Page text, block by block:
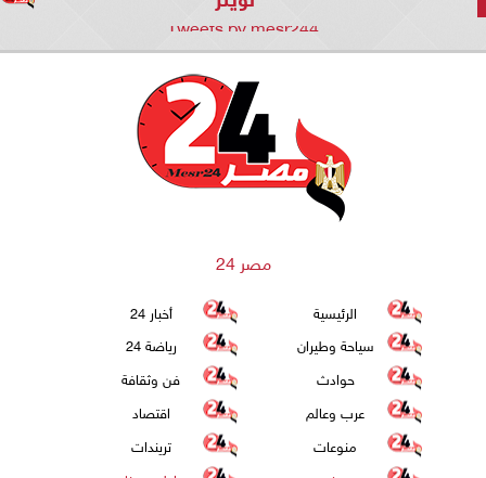
Tweets by mesr244
مصر 24
الرئيسية
أخبار 24
سياحة وطيران
رياضة 24
حوادث
فن وثقافة
عرب وعالم
اقتصاد
منوعات
تريندات